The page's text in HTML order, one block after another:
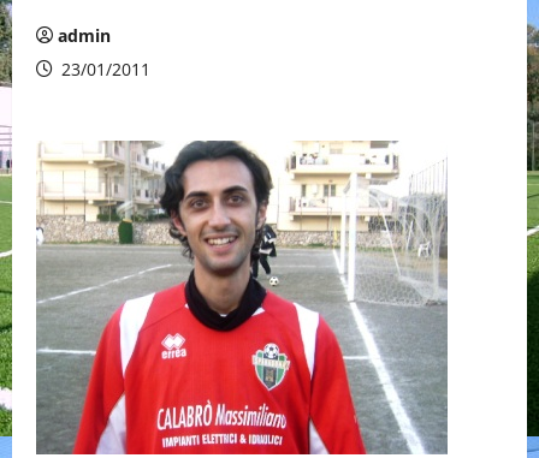
admin
23/01/2011